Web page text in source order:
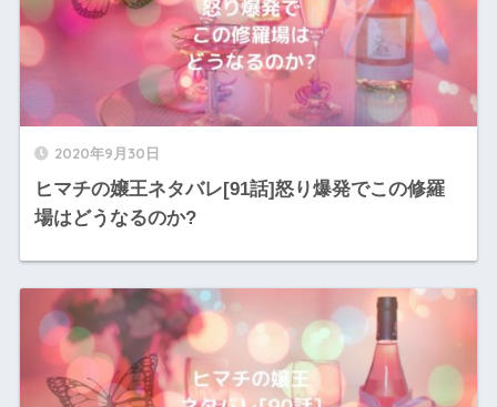
2020年9月30日
ヒマチの嬢王ネタバレ[91話]怒り爆発でこの修羅
場はどうなるのか?